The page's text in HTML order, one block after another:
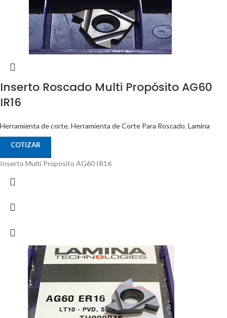
Inserto Roscado Multi Propósito AG60
IR16
Herramienta de corte, Herramienta de Corte Para Roscado, Lamina
COTIZAR
Inserto Multi Proposito AG60 IR16